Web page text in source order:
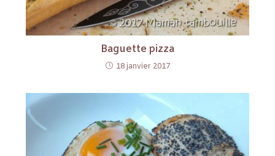
Baguette pizza
18 janvier 2017